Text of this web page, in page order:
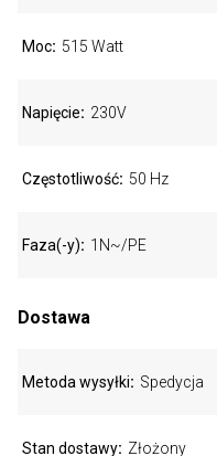
Moc 515 Watt
Napięcie 230V
Częstotliwość 50 Hz
Faza(-y) 1N~/PE
Dostawa
Metoda wysyłki Spedycja
Stan dostawy Złożony